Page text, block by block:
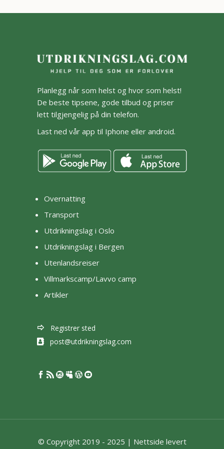
Planlegg når som helst og hvor som helst!
De beste tipsene, gode tilbud og priser
lett tilgjengelig på din telefon.
Last ned vår app til Iphone eller android.
Overnatting
Transport
Utdrikningslag i Oslo
Utdrikningslag i Bergen
Utenlandsreiser
Villmarkscamp/Lavvo camp
Artikler
Registrer sted
post@utdrikningslag.com
© Copyright 2019 - 2025 | Nettside levert